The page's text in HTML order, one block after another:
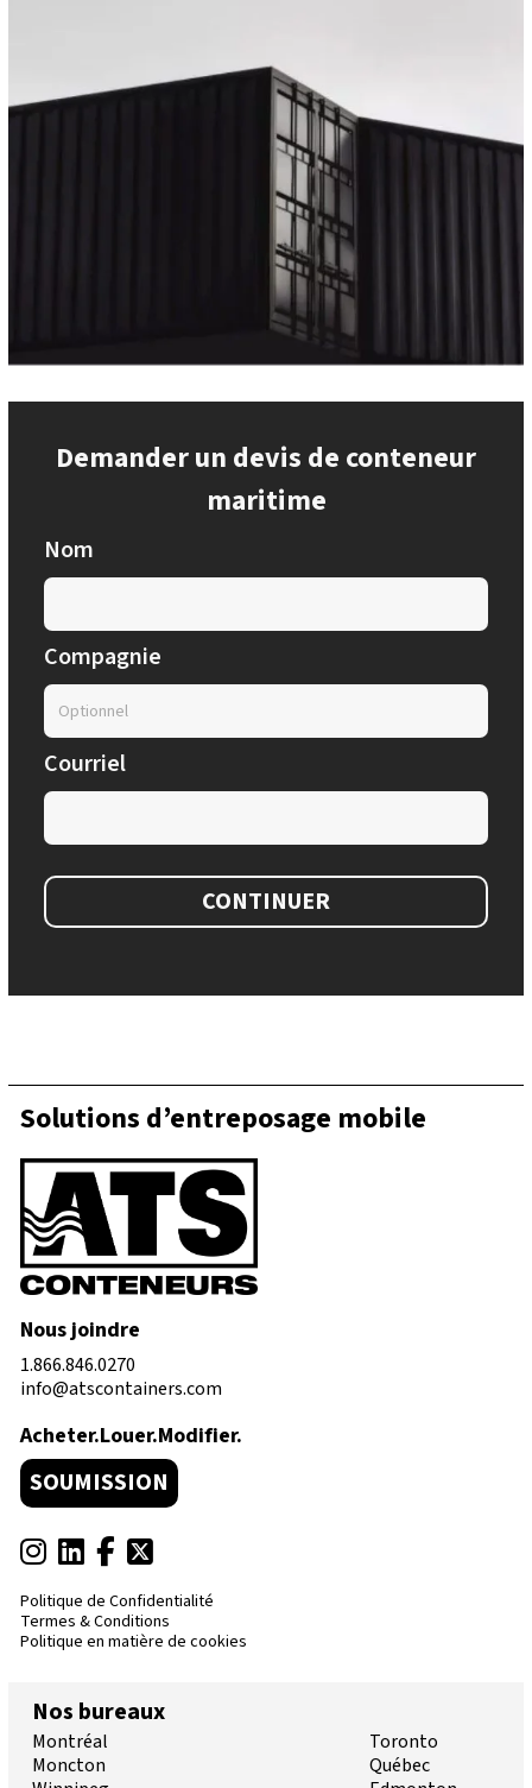
Demander un devis de conteneur
maritime
Nom
Compagnie
Courriel
CONTINUER
Solutions d’entreposage mobile
Nous joindre
1.866.846.0270
info@atscontainers.com
Acheter.Louer.Modifier.
SOUMISSION
Politique de Confidentialité
Termes & Conditions
Politique en matière de cookies
Nos bureaux
Montréal
Toronto
Moncton
Québec